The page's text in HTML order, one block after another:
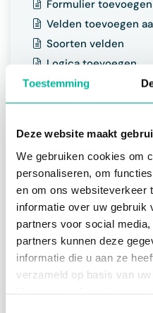
Toestemming
Deze website maakt
We gebruiken cookies om
personaliseren, om
en om ons websiteverkeer
informatie over uw gebruik
partners voor social
partners kunnen deze
informatie die u aan ze
verzameld op basis van
Formulier toevoegen
Velden toevoegen
Soorten velden
Logica toevoegen
Voorraden en
Wachtlijst activeren
Reeds gemaakte
het formulier
Automatisch velden
Formulieren beheren
Formulieren opzoeken
Formulier kopiëren
Formulieren